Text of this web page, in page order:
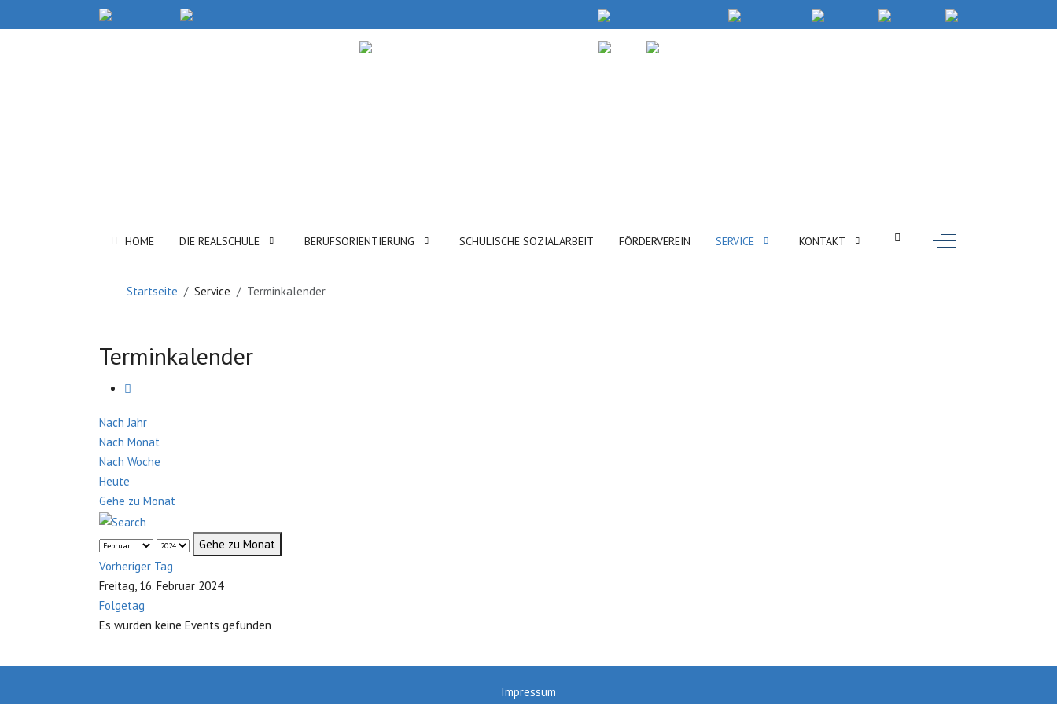
HOME DIE REALSCHULE BERUFSORIENTIERUNG SCHULISCHE SOZIALARBEIT FÖRDERVEREIN SERVICE KONTAKT Off-Canvas Toggle
Startseite Service Terminkalender
Terminkalender
Nach Jahr
Nach Monat
Nach Woche
Heute
Gehe zu Monat
Gehe zu Monat
Vorheriger Tag
Freitag, 16. Februar 2024
Folgetag
Es wurden keine Events gefunden
Impressum